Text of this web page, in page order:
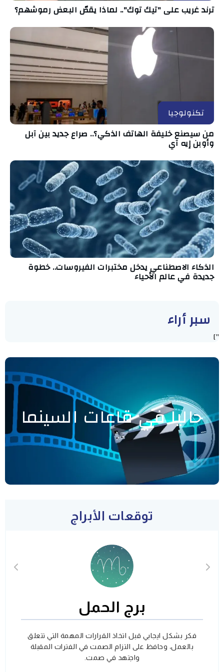
ترند غريب على "تيك توك".. لماذا يقصّ البعض رموشهم؟
تكنولوجيا
من سيصنع خليفة الهاتف الذكي؟.. صراع جديد بين آبل
وأوبن إيه آي
الذكاء الاصطناعي يدخل مختبرات الفيروسات.. خطوة
جديدة في عالم الأحياء
سبر أراء
"]
حاليا في قاعات السينما
توقعات الأبراج
برج الحمل
فكر بشكل ايجابي قبل اتخاذ القرارات المهمة التي تتعلق
بالعمل، وحافظ على التزام الصمت في الفترات المقبلة
واجتهد في صمت.